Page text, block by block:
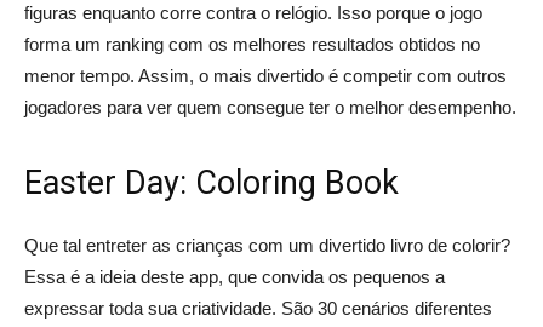
figuras enquanto corre contra o relógio. Isso porque o jogo
forma um ranking com os melhores resultados obtidos no
menor tempo. Assim, o mais divertido é competir com outros
jogadores para ver quem consegue ter o melhor desempenho.
Easter Day: Coloring Book
Que tal entreter as crianças com um divertido livro de colorir?
Essa é a ideia deste app, que convida os pequenos a
expressar toda sua criatividade. São 30 cenários diferentes